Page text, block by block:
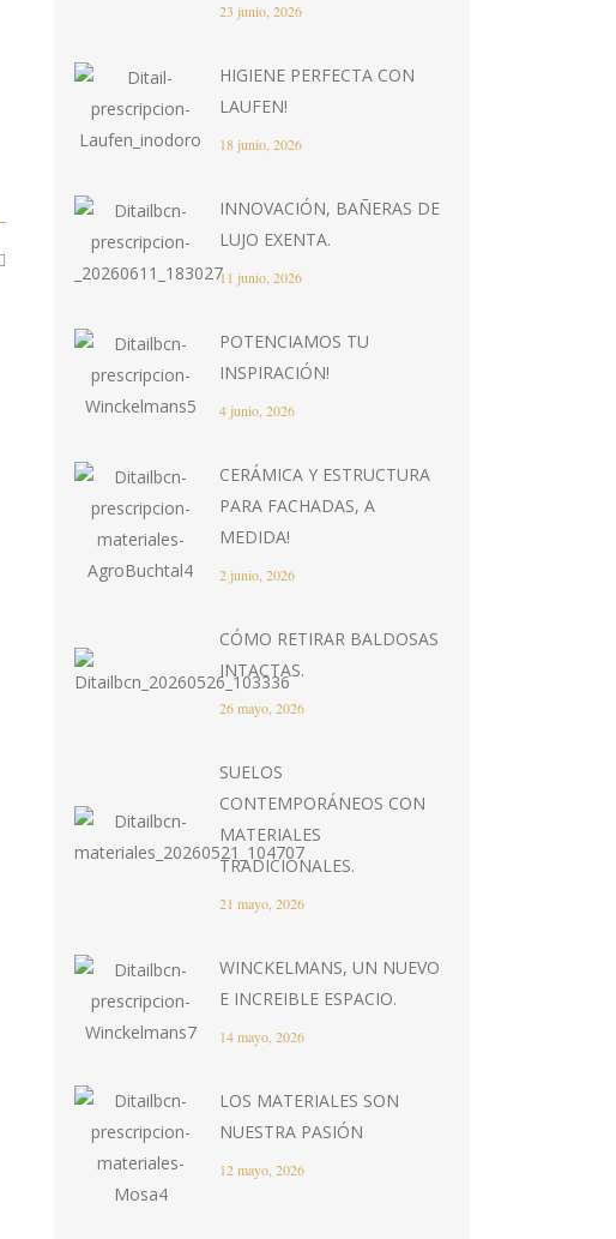
23 junio, 2026
HIGIENE PERFECTA CON
LAUFEN!
18 junio, 2026
INNOVACIÓN, BAÑERAS DE
LUJO EXENTA.
11 junio, 2026
POTENCIAMOS TU
INSPIRACIÓN!
4 junio, 2026
CERÁMICA Y ESTRUCTURA
PARA FACHADAS, A
MEDIDA!
2 junio, 2026
CÓMO RETIRAR BALDOSAS
INTACTAS.
26 mayo, 2026
SUELOS
CONTEMPORÁNEOS CON
MATERIALES
TRADICIONALES.
21 mayo, 2026
WINCKELMANS, UN NUEVO
E INCREIBLE ESPACIO.
14 mayo, 2026
LOS MATERIALES SON
NUESTRA PASIÓN
12 mayo, 2026